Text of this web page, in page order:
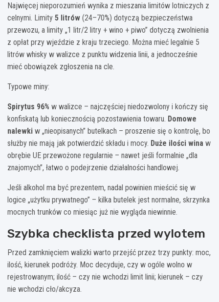
Najwięcej nieporozumień wynika z mieszania limitów lotniczych z
celnymi. Limity 5 litrów (24–70%) dotyczą bezpieczeństwa
przewozu, a limity „1 litr/2 litry + wino + piwo” dotyczą zwolnienia
z opłat przy wjeździe z kraju trzeciego. Można mieć legalnie 5
litrów whisky w walizce z punktu widzenia linii, a jednocześnie
mieć obowiązek zgłoszenia na cle.
Typowe miny:
Spirytus 96% w walizce – najczęściej niedozwolony i kończy się
konfiskatą lub koniecznością pozostawienia towaru. Domowe
nalewki w „nieopisanych” butelkach – proszenie się o kontrolę, bo
służby nie mają jak potwierdzić składu i mocy. Duże ilości wina w
obrębie UE przewożone regularnie – nawet jeśli formalnie „dla
znajomych”, łatwo o podejrzenie działalności handlowej.
Jeśli alkohol ma być prezentem, nadal powinien mieścić się w
logice „użytku prywatnego” – kilka butelek jest normalne, skrzynka
mocnych trunków co miesiąc już nie wygląda niewinnie.
Szybka checklista przed wylotem
Przed zamknięciem walizki warto przejść przez trzy punkty: moc,
ilość, kierunek podróży. Moc decyduje, czy w ogóle wolno w
rejestrowanym; ilość – czy nie wchodzi limit linii; kierunek – czy
nie wchodzi cło/akcyza.